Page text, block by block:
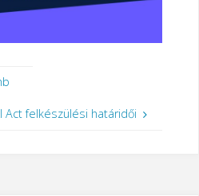
Act felkészülési határidői